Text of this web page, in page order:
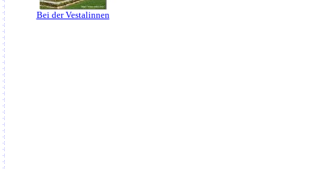
Bei der Vestalinnen